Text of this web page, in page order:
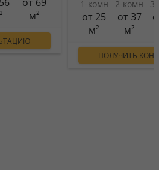
м²
1-комн
от 25
м²
2-комн
от 37
м²
ПОЛУЧИТЬ